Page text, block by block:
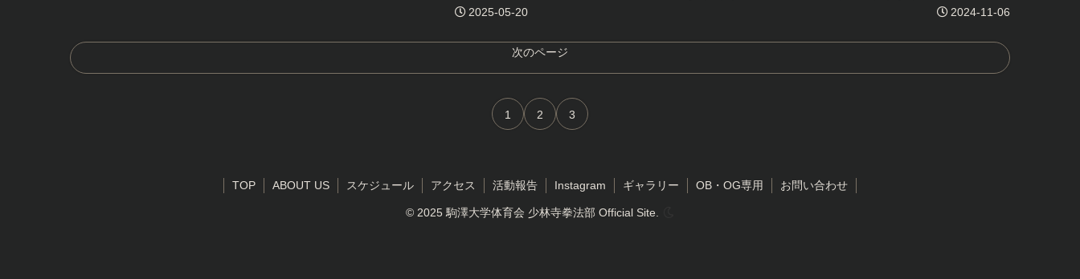
2025-05-20 2024-11-06
次のページ
1 2 3
TOP ABOUT US スケジュール アクセス 活動報告 Instagram ギャラリー OB・OG専用 お問い合わせ
© 2025 駒澤大学体育会 少林寺拳法部 Official Site.